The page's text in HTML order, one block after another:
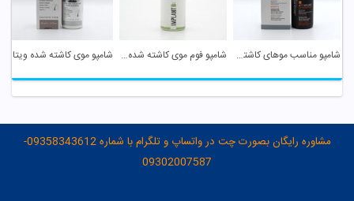
شامپو مناسب موهای کاشته شده ژاک آندرل شامپو فوم موی کاشته شده سریتا
مشاوره رایگان بصورت چت در واتساپ و تلگرام با شماره 09358343612-
09302007587